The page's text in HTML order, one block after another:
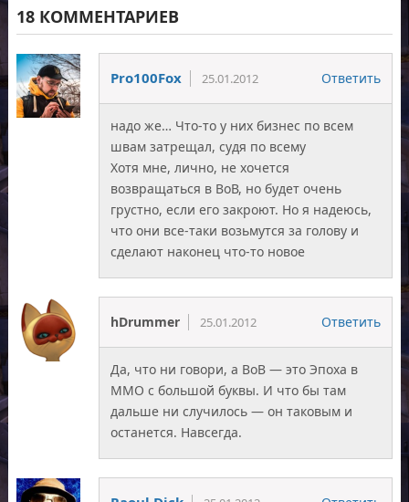
18 КОММЕНТАРИЕВ
Pro100Fox 25.01.2012 Ответить
надо же… Что-то у них бизнес по всем
швам затрещал, судя по всему
Хотя мне, лично, не хочется
возвращаться в ВоВ, но будет очень
грустно, если его закроют. Но я надеюсь,
что они все-таки возьмутся за голову и
сделают наконец что-то новое
hDrummer 25.01.2012 Ответить
Да, что ни говори, а ВоВ — это Эпоха в
ММО с большой буквы. И что бы там
дальше ни случилось — он таковым и
останется. Навсегда.